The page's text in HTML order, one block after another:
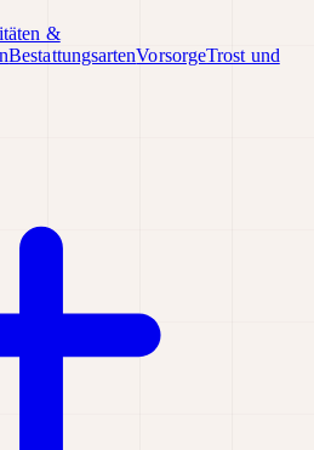
&
BestattungsartenVorsorgeTrost und